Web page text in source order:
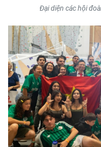
Media Pháp luật
Media Du lịch
Media Thế giới
Media Thể thao
Media Giáo dục
Media Y tế
Media Khoa học -
Đại diện các hội